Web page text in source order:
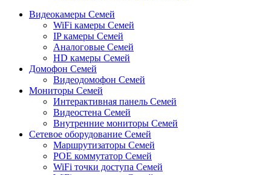
Видеокамеры Семей
WiFi камеры Семей
IP камеры Семей
Аналоговые Семей
HD камеры Семей
Домофон Семей
Видеодомофон Семей
Мониторы Семей
Интерактивная панель Семей
Видеостена Семей
Внутренние мониторы Семей
Сетевое оборудование Семей
Маршрутизаторы Семей
POE коммутатор Семей
WiFi точки доступа Семей